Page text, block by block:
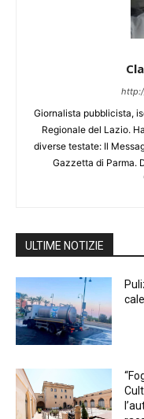
Giornalista pubblicista,
Regionale del Lazio.
diverse testate: Il
Gazzetta di Parma.
ULTIME NOTIZIE